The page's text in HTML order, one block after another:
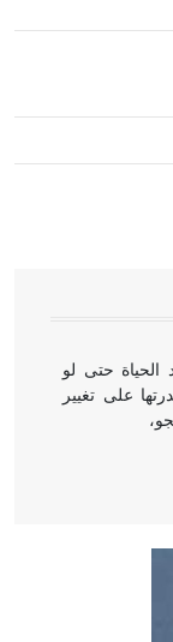
التي ارتبطت
حيث يحرص
الحياة حتى لو
على تغيير
مؤلفات هي:
جروح الرأس.